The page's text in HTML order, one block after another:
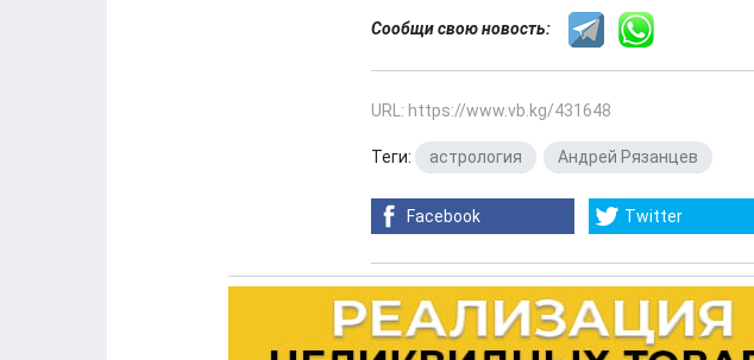
Сообщи свою новость:
URL: https://www.vb.kg/431648
Теги: астрология Андрей Рязанцев
Facebook Twitter